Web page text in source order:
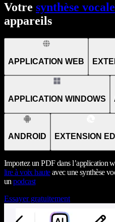
Votre synthèse vocale
appareils
APPLICATION WEB
APPLICATION WINDOWS
ANDROID EXTENSION
Importez un PDF dans l’application
lire à voix hauteavec une synthèse
unpodcast
Essayer gratuitement